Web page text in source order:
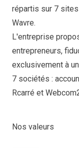
répartis sur 7
Wavre.
L'entreprise
entrepreneurs,
exclusivement à
7 sociétés :
Rcarré et
Nos valeurs